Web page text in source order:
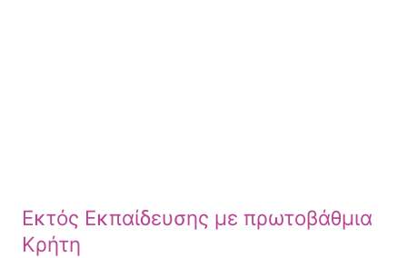
Εκτός Εκπαίδευσης με πρωτοβάθμια
Κρήτη